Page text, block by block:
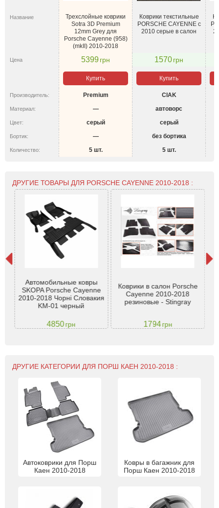
Название
Трехслойные коврики
Sotra 3D Premium
12mm Grey для
Porsche Cayenne (958)
(mkII) 2010-2018
Коврики текстильные
PORSCHE CAYENNE с
2010 серые в салон
Цена 5399грн 1570грн
Купить Купить
Производитель: Premium CIAK
Материал: — автоворс
Цвет: серый серый
Бортик: — без бортика
Количество: 5 шт. 5 шт.
ДРУГИЕ ТОВАРЫ ДЛЯ PORSCHE CAYENNE 2010-2018 :
Автомобильные ковры
SKOPA Porsche Cayenne
2010-2018 Чорні Словакия
KM-01 черный
4850грн
Коврики в салон Porsche
Cayenne 2010-2018
резиновые - Stingray
1794грн
ДРУГИЕ КАТЕГОРИИ ДЛЯ ПОРШ КАЕН 2010-2018 :
Автоковрики для Порш
Каен 2010-2018
Ковры в багажник для
Порш Каен 2010-2018